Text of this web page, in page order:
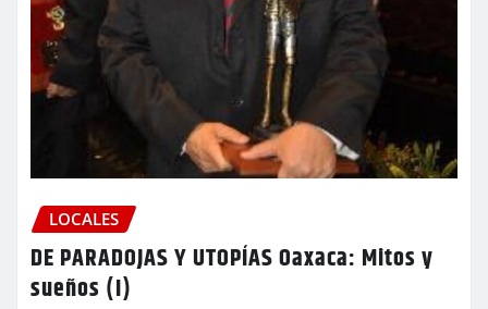
LOCALES
DE PARADOJAS Y UTOPÍAS Oaxaca: Mitos y
sueños (I)